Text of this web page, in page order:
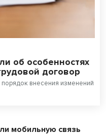
об особенностях
договор
внесения изменений
мобильную связь